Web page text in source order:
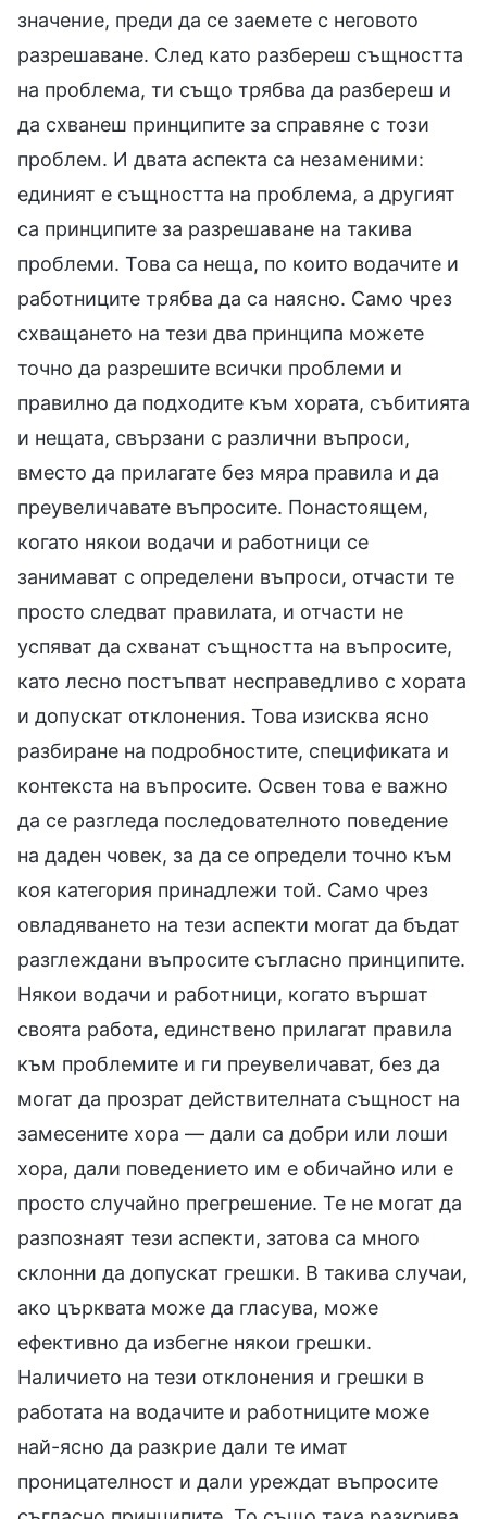
значение, преди да се заемете с неговото
разрешаване. След като разбереш същността
на проблема, ти също трябва да разбереш и
да схванеш принципите за справяне с този
проблем. И двата аспекта са незаменими:
единият е същността на проблема, а другият
са принципите за разрешаване на такива
проблеми. Това са неща, по които водачите и
работниците трябва да са наясно. Само чрез
схващането на тези два принципа можете
точно да разрешите всички проблеми и
правилно да подходите към хората, събитията
и нещата, свързани с различни въпроси,
вместо да прилагате без мяра правила и да
преувеличавате въпросите. Понастоящем,
когато някои водачи и работници се
занимават с определени въпроси, отчасти те
просто следват правилата, и отчасти не
успяват да схванат същността на въпросите,
като лесно постъпват несправедливо с хората
и допускат отклонения. Това изисква ясно
разбиране на подробностите, спецификата и
контекста на въпросите. Освен това е важно
да се разгледа последователното поведение
на даден човек, за да се определи точно към
коя категория принадлежи той. Само чрез
овладяването на тези аспекти могат да бъдат
разглеждани въпросите съгласно принципите.
Някои водачи и работници, когато вършат
своята работа, единствено прилагат правила
към проблемите и ги преувеличават, без да
могат да прозрат действителната същност на
замесените хора — дали са добри или лоши
хора, дали поведението им е обичайно или е
просто случайно прегрешение. Те не могат да
разпознаят тези аспекти, затова са много
склонни да допускат грешки. В такива случаи,
ако църквата може да гласува, може
ефективно да избегне някои грешки.
Наличието на тези отклонения и грешки в
работата на водачите и работниците може
най-ясно да разкрие дали те имат
проницателност и дали уреждат въпросите